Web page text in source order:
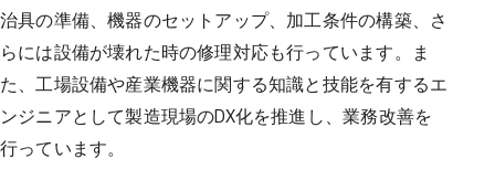
治具の準備、機器のセットアップ、加工条件の構築、さ
らには設備が壊れた時の修理対応も行っています。ま
た、工場設備や産業機器に関する知識と技能を有するエ
ンジニアとして製造現場のDX化を推進し、業務改善を
行っています。